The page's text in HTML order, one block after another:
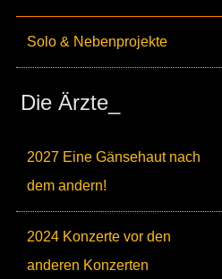
Solo & Nebenprojekte
Die Ärzte_
2027 Eine Gänsehaut nach
dem andern!
2024 Konzerte vor den
anderen Konzerten